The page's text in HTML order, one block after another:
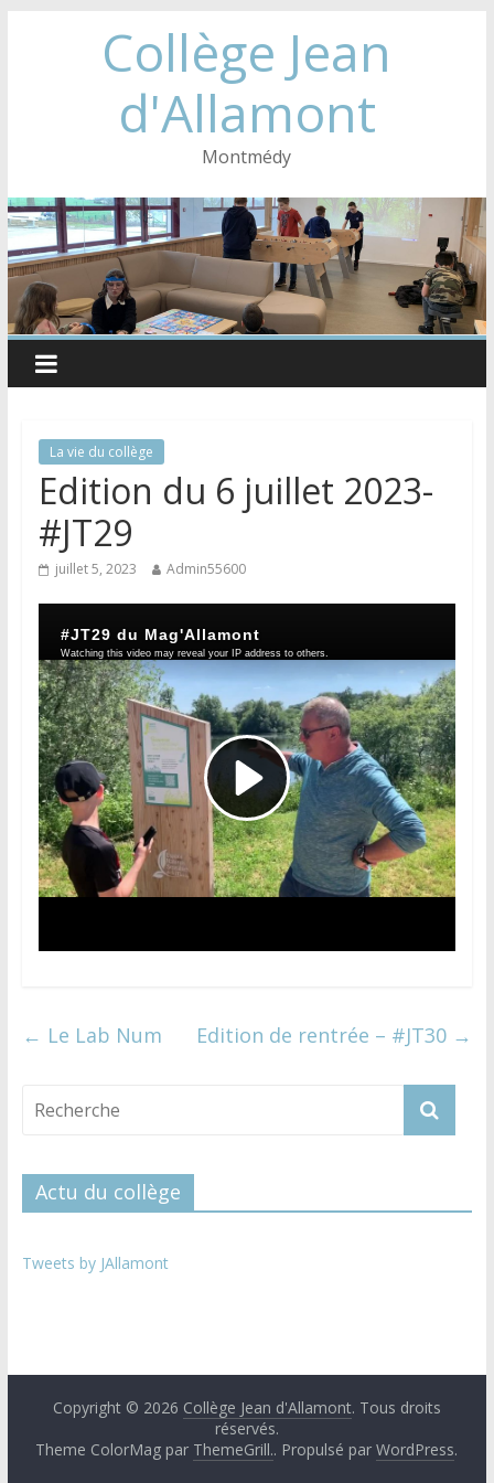
Collège Jean
d'Allamont
Montmédy
La vie du collège
Edition du 6 juillet 2023-
#JT29
juillet 5, 2023 Admin55600
← Le Lab Num Edition de rentrée – #JT30 →
Actu du collège
Tweets by JAllamont
Copyright © 2026 Collège Jean d'Allamont. Tous droits
réservés.
Theme ColorMag par ThemeGrill.. Propulsé parWordPress.